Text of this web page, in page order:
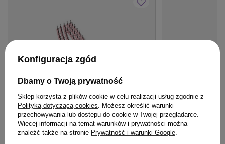
OFERTA BESTSELLER OFERTA
Konfiguracja zgód
Dbamy o Twoją prywatność
Sklep korzysta z plików cookie w celu realizacji usług zgodnie z
Polityką dotyczącą cookies. Możesz określić warunki
przechowywania lub dostępu do cookie w Twojej przeglądarce.
Więcej informacji na temat warunków i prywatności można
znaleźć także na stronie Prywatność i warunki Google.